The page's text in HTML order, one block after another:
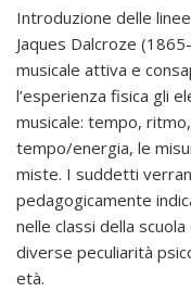
Introduzione delle
Jaques Dalcroze
musicale attiva e
l’esperienza fisica gli
musicale: tempo,
tempo/energia, le
miste. I suddetti
pedagogicamente
nelle classi della
diverse peculiarità
età.